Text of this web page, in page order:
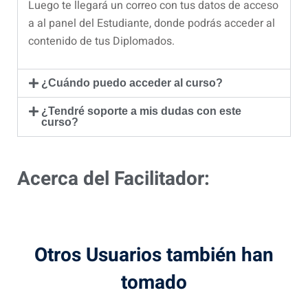
Luego te llegará un correo con tus datos de acceso
a al panel del Estudiante, donde podrás acceder al
contenido de tus Diplomados.
¿Cuándo puedo acceder al curso?
¿Tendré soporte a mis dudas con este
curso?
Acerca del Facilitador:
Otros Usuarios también han
tomado